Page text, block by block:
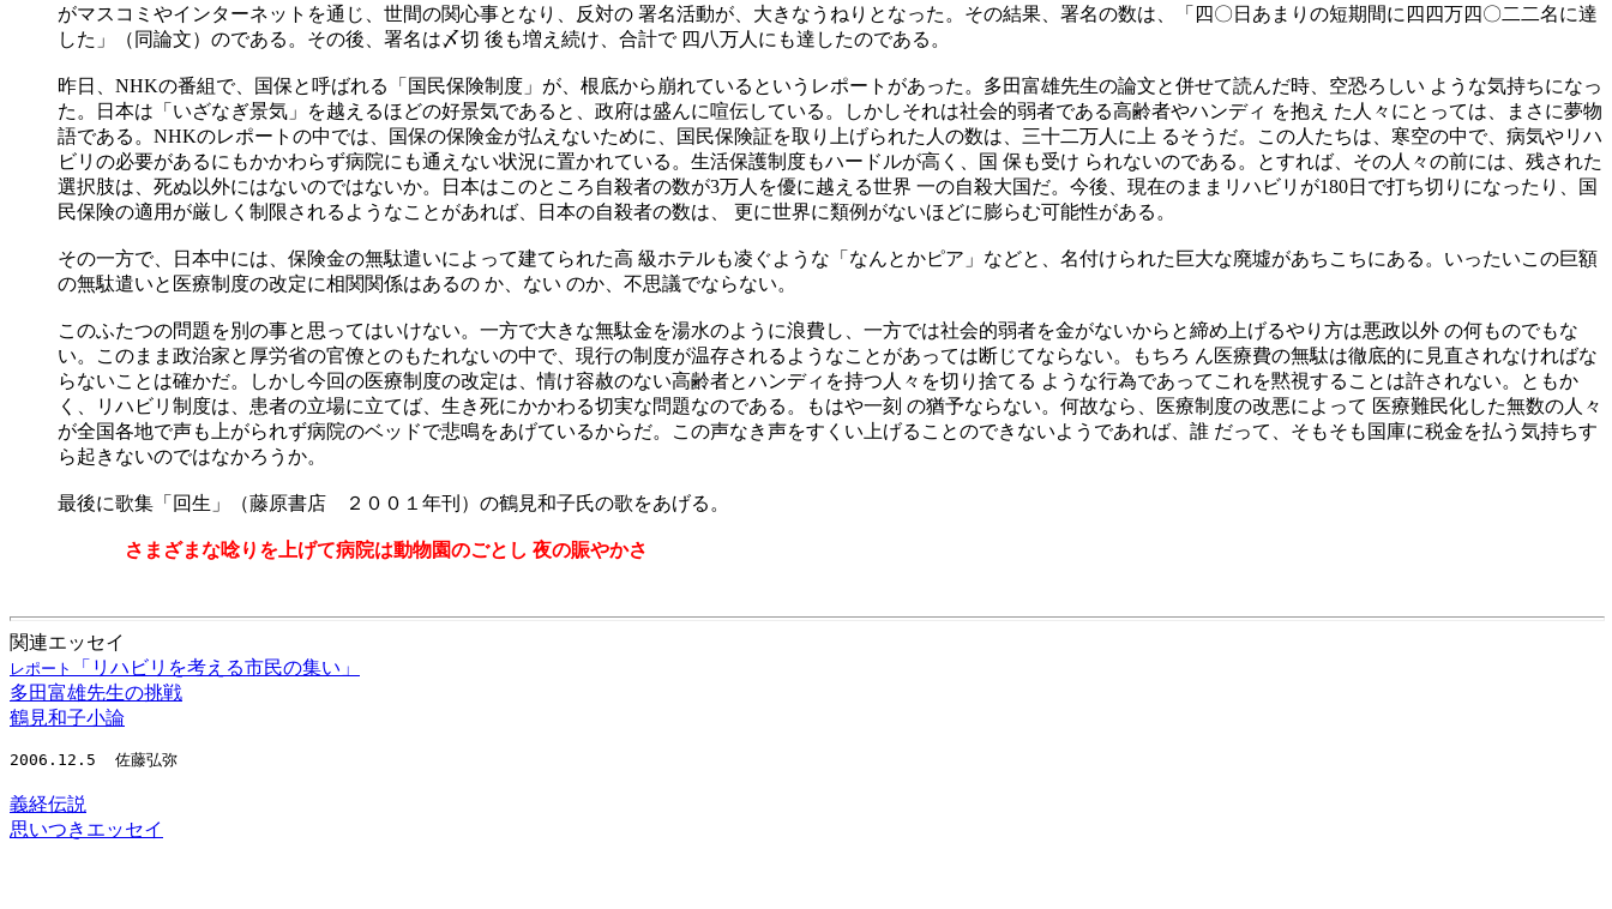
がマスコミやインターネットを通じ、世間の関心事となり、反対の 署名活動が、大きなうねりとなった。その結果、署名の数は、「四〇日あまりの短期間に四四万四〇二二名に達
した」（同論文）のである。その後、署名は〆切 後も増え続け、合計で 四八万人にも達したのである。
昨日、NHKの番組で、国保と呼ばれる「国民保険制度」が、根底から崩れているというレポートがあった。多田富雄先生の論文と併せて読んだ時、空恐ろしい ような気持ちになっ
た。日本は「いざなぎ景気」を越えるほどの好景気であると、政府は盛んに喧伝している。しかしそれは社会的弱者である高齢者やハンディ を抱え た人々にとっては、まさに夢物
語である。NHKのレポートの中では、国保の保険金が払えないために、国民保険証を取り上げられた人の数は、三十二万人に上 るそうだ。この人たちは、寒空の中で、病気やリハ
ビリの必要があるにもかかわらず病院にも通えない状況に置かれている。生活保護制度もハードルが高く、国 保も受け られないのである。とすれば、その人々の前には、残された
選択肢は、死ぬ以外にはないのではないか。日本はこのところ自殺者の数が3万人を優に越える世界 一の自殺大国だ。今後、現在のままリハビリが180日で打ち切りになったり、国
民保険の適用が厳しく制限されるようなことがあれば、日本の自殺者の数は、 更に世界に類例がないほどに膨らむ可能性がある。
その一方で、日本中には、保険金の無駄遣いによって建てられた高 級ホテルも凌ぐような「なんとかピア」などと、名付けられた巨大な廃墟があちこちにある。いったいこの巨額
の無駄遣いと医療制度の改定に相関関係はあるの か、ない のか、不思議でならない。
このふたつの問題を別の事と思ってはいけない。一方で大きな無駄金を湯水のように浪費し、一方では社会的弱者を金がないからと締め上げるやり方は悪政以外 の何ものでもな
い。このまま政治家と厚労省の官僚とのもたれないの中で、現行の制度が温存されるようなことがあっては断じてならない。もちろ ん医療費の無駄は徹底的に見直されなければな
らないことは確かだ。しかし今回の医療制度の改定は、情け容赦のない高齢者とハンディを持つ人々を切り捨てる ような行為であってこれを黙視することは許されない。ともか
く、リハビリ制度は、患者の立場に立てば、生き死にかかわる切実な問題なのである。もはや一刻 の猶予ならない。何故なら、医療制度の改悪によって 医療難民化した無数の人々
が全国各地で声も上がられず病院のベッドで悲鳴をあげているからだ。この声なき声をすくい上げることのできないようであれば、誰 だって、そもそも国庫に税金を払う気持ちす
ら起きないのではなかろうか。
最後に歌集「回生」（藤原書店 ２００１年刊）の鶴見和子氏の歌をあげる。
さまざまな唸りを上げて病院は動物園のごとし 夜の賑やかさ
関連エッセイ
レポート
「リハビリを考える市民の集い」
多田富雄先生の挑戦
鶴見和子小論
2006.12.5 佐藤弘弥
義経伝説
思いつきエッセイ